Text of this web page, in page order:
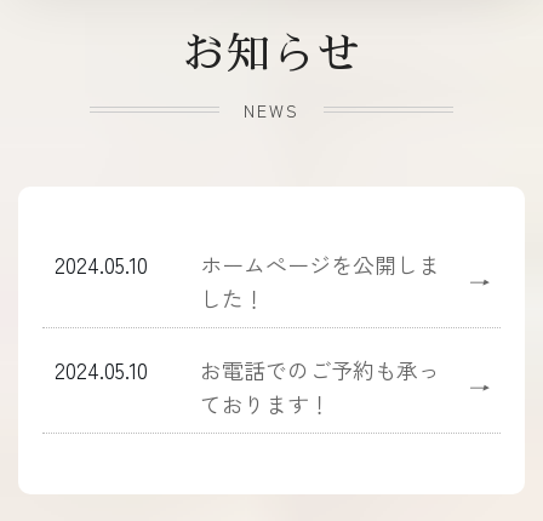
お知らせ
NEWS
2024.05.10
ホームぺージを公開しま
した！
→
2024.05.10
お電話でのご予約も承っ
ております！
→